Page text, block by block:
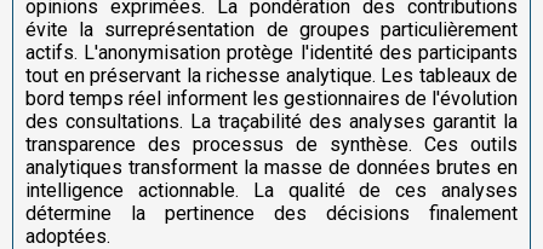
opinions exprimées. La pondération des contributions
évite la surreprésentation de groupes particulièrement
actifs. L'anonymisation protège l'identité des participants
tout en préservant la richesse analytique. Les tableaux de
bord temps réel informent les gestionnaires de l'évolution
des consultations. La traçabilité des analyses garantit la
transparence des processus de synthèse. Ces outils
analytiques transforment la masse de données brutes en
intelligence actionnable. La qualité de ces analyses
détermine la pertinence des décisions finalement
adoptées.